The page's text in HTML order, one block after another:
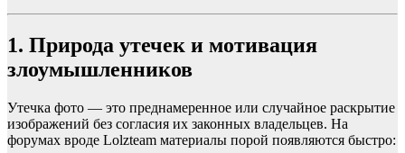
1. Природа утечек и мотивация
злоумышленников
Утечка фото — это преднамеренное или случайное раскрытие
изображений без согласия их законных владельцев. На
форумах вроде Lolzteam материалы порой появляются быстро: